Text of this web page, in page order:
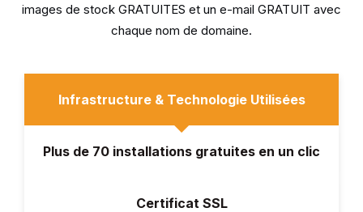
images de stock GRATUITES et un e-mail GRATUIT avec
chaque nom de domaine.
Infrastructure & Technologie Utilisées
Plus de 70 installations gratuites en un clic
Certificat SSL